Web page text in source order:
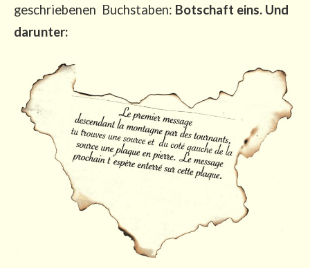
geschrie­be­nen Buch­sta­ben: Bot­schaft eins. Und
darunter: